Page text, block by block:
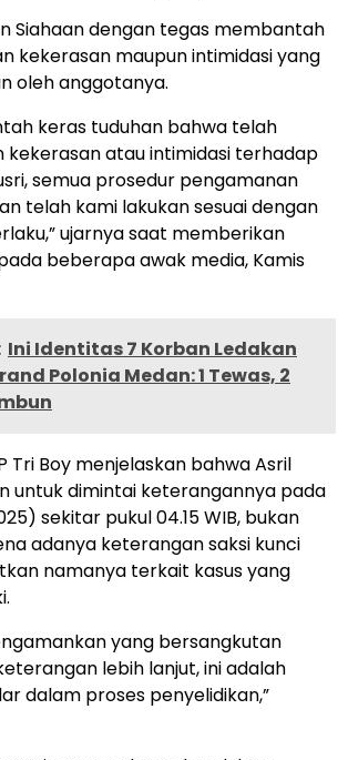
Siahaan dengan tegas membantah
kekerasan maupun intimidasi yang
oleh anggotanya.
keras tuduhan bahwa telah
kekerasan atau intimidasi terhadap
semua prosedur pengamanan
telah kami lakukan sesuai dengan
ujarnya saat memberikan
beberapa awak media, Kamis
Ini Identitas 7 Korban Ledakan
Polonia Medan: 1 Tewas, 2
Tri Boy menjelaskan bahwa Asril
untuk dimintai keterangannya pada
sekitar pukul 04.15 WIB, bukan
adanya keterangan saksi kunci
namanya terkait kasus yang
yang bersangkutan
lebih lanjut, ini adalah
dalam proses penyelidikan,”